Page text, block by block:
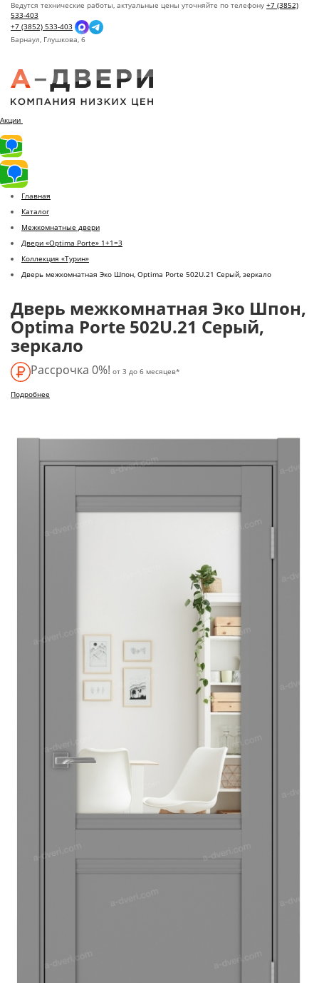
Ведутся технические работы, актуальные цены уточняйте по телефону +7 (3852)
533-403
+7 (3852) 533-403
Барнаул, Глушкова, 6
Акции
Главная
Каталог
Межкомнатные двери
Двери «Optima Porte» 1+1=3
Коллекция «Турин»
Дверь межкомнатная Эко Шпон, Optima Porte 502U.21 Серый, зеркало
Дверь межкомнатная Эко Шпон,
Optima Porte 502U.21 Серый,
зеркало
Рассрочка 0%! от 3 до 6 месяцев*
Подробнее